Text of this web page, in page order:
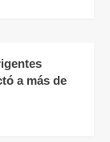
a más de